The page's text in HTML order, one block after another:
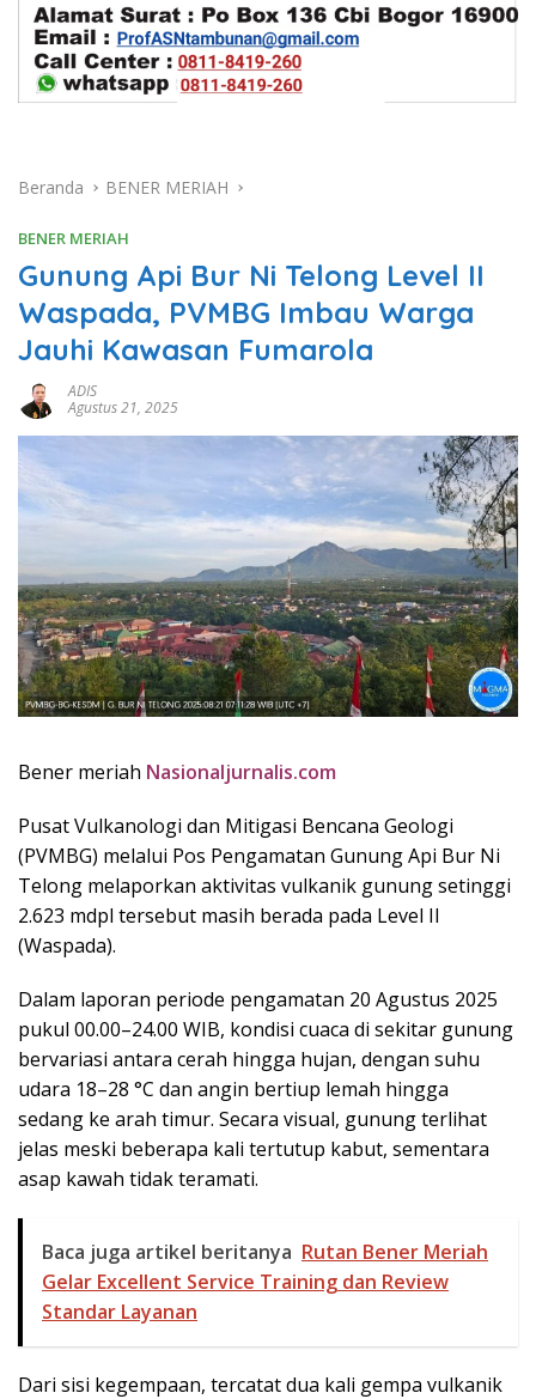
Beranda BENER MERIAH
BENER MERIAH
Gunung Api Bur Ni Telong Level II
Waspada, PVMBG Imbau Warga
Jauhi Kawasan Fumarola
ADIS
Agustus 21, 2025
Bener meriah Nasionaljurnalis.com
Pusat Vulkanologi dan Mitigasi Bencana Geologi
(PVMBG) melalui Pos Pengamatan Gunung Api Bur Ni
Telong melaporkan aktivitas vulkanik gunung setinggi
2.623 mdpl tersebut masih berada pada Level II
(Waspada).
Dalam laporan periode pengamatan 20 Agustus 2025
pukul 00.00–24.00 WIB, kondisi cuaca di sekitar gunung
bervariasi antara cerah hingga hujan, dengan suhu
udara 18–28 °C dan angin bertiup lemah hingga
sedang ke arah timur. Secara visual, gunung terlihat
jelas meski beberapa kali tertutup kabut, sementara
asap kawah tidak teramati.
Baca juga artikel beritanya Rutan Bener Meriah
Gelar Excellent Service Training dan Review
Standar Layanan
Dari sisi kegempaan, tercatat dua kali gempa vulkanik